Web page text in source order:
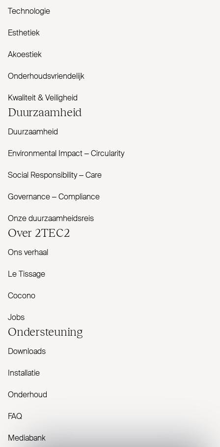
Technologie
Esthetiek
Akoestiek
Onderhoudsvriendelijk
Kwaliteit & Veiligheid
Duur­zaamheid
Duurzaamheid
Envi­ronmental Impact – Cir­cularity
Social Responsibility – Care
Governance – Com­pliance
Onze duurzaamheidsreis
Over 2TEC2
Ons verhaal
Le Tissage
Cocono
Jobs
Onder­steuning
Downloads
Installatie
Onderhoud
FAQ
Mediabank